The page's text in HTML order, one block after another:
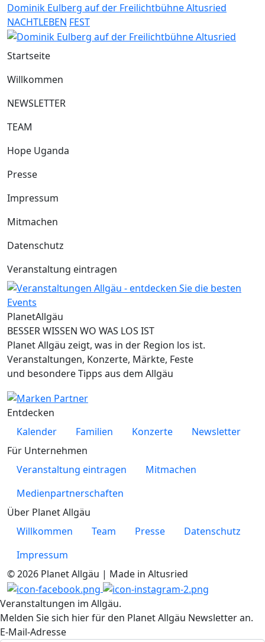
Dominik Eulberg auf der Freilichtbühne Altusried
NACHTLEBEN FEST
Startseite
Willkommen
NEWSLETTER
TEAM
Hope Uganda
Presse
Impressum
Mitmachen
Datenschutz
Veranstaltung eintragen
PlanetAllgäu
BESSER WISSEN WO WAS LOS IST
Planet Allgäu zeigt, was in der Region los ist.
Veranstaltungen, Konzerte, Märkte, Feste
und besondere Tipps aus dem Allgäu
Entdecken
Kalender
Familien Konzerte
Newsletter
Für Unternehmen
Veranstaltung eintragen
Mitmachen
Medienpartnerschaften
Über Planet Allgäu
Willkommen
Team Presse
Datenschutz
Impressum
© 2026 Planet Allgäu | Made in Altusried
Veranstaltungen im Allgäu.
Melden Sie sich hier für den Planet Allgäu Newsletter an.
E-Mail-Adresse